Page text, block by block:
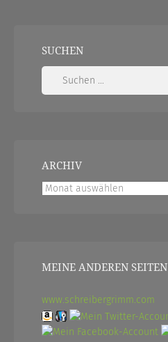
SUCHEN
Suchen
ARCHIV
Archiv
MEINE ANDEREN SEITEN
www.schreibergrimm.com